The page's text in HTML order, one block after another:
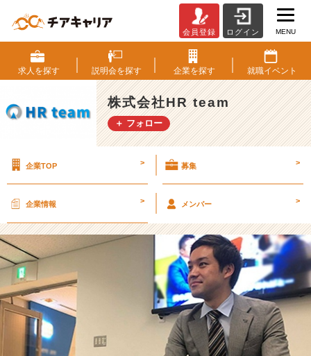
編】
元
メ
ガ
バ
ン
が
と
ベ
会員登録 ログイン MENU
求人を探す 説明会を探す 企業を探す 就職イベント
株式会社HR team
＋ フォロー
企業TOP > 募集 >
企業情報 > メンバー >